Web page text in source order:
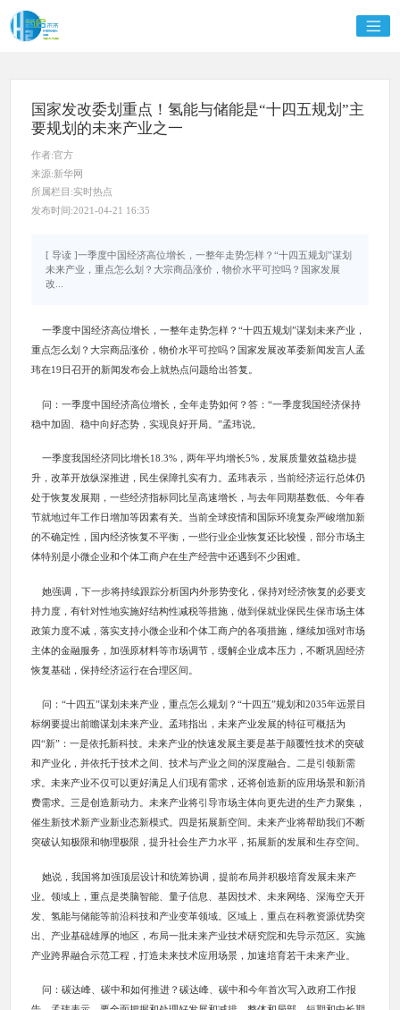
国家发改委划重点！氢能与储能是“十四五规划”主
要规划的未来产业之一
作者:官方
来源:新华网
所属栏目:实时热点
发布时间:2021-04-21 16:35
[ 导读 ]一季度中国经济高位增长，一整年走势怎样？“十四五规划”谋划
未来产业，重点怎么划？大宗商品涨价，物价水平可控吗？国家发展
改...
一季度中国经济高位增长，一整年走势怎样？“十四五规划”谋划未来产业，
重点怎么划？大宗商品涨价，物价水平可控吗？国家发展改革委新闻发言人孟
玮在19日召开的新闻发布会上就热点问题给出答复。
问：一季度中国经济高位增长，全年走势如何？答：“一季度我国经济保持
稳中加固、稳中向好态势，实现良好开局。”孟玮说。
一季度我国经济同比增长18.3%，两年平均增长5%，发展质量效益稳步提
升，改革开放纵深推进，民生保障扎实有力。孟玮表示，当前经济运行总体仍
处于恢复发展期，一些经济指标同比呈高速增长，与去年同期基数低、今年春
节就地过年工作日增加等因素有关。当前全球疫情和国际环境复杂严峻增加新
的不确定性，国内经济恢复不平衡，一些行业企业恢复还比较慢，部分市场主
体特别是小微企业和个体工商户在生产经营中还遇到不少困难。
她强调，下一步将持续跟踪分析国内外形势变化，保持对经济恢复的必要支
持力度，有针对性地实施好结构性减税等措施，做到保就业保民生保市场主体
政策力度不减，落实支持小微企业和个体工商户的各项措施，继续加强对市场
主体的金融服务，加强原材料等市场调节，缓解企业成本压力，不断巩固经济
恢复基础，保持经济运行在合理区间。
问：“十四五”谋划未来产业，重点怎么规划？“十四五”规划和2035年远景目
标纲要提出前瞻谋划未来产业。孟玮指出，未来产业发展的特征可概括为
四“新”：一是依托新科技。未来产业的快速发展主要是基于颠覆性技术的突破
和产业化，并依托于技术之间、技术与产业之间的深度融合。二是引领新需
求。未来产业不仅可以更好满足人们现有需求，还将创造新的应用场景和新消
费需求。三是创造新动力。未来产业将引导市场主体向更先进的生产力聚集，
催生新技术新产业新业态新模式。四是拓展新空间。未来产业将帮助我们不断
突破认知极限和物理极限，提升社会生产力水平，拓展新的发展和生存空间。
她说，我国将加强顶层设计和统筹协调，提前布局并积极培育发展未来产
业。领域上，重点是类脑智能、量子信息、基因技术、未来网络、深海空天开
发、氢能与储能等前沿科技和产业变革领域。区域上，重点在科教资源优势突
出、产业基础雄厚的地区，布局一批未来产业技术研究院和先导示范区。实施
产业跨界融合示范工程，打造未来技术应用场景，加速培育若干未来产业。
问：碳达峰、碳中和如何推进？碳达峰、碳中和今年首次写入政府工作报